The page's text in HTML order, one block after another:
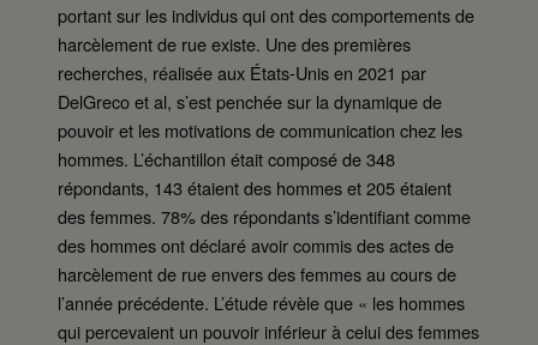
portant sur les individus qui ont des comportements de
harcèlement de rue existe. Une des premières
recherches, réalisée aux États-Unis en 2021 par
DelGreco et al, s’est penchée sur la dynamique de
pouvoir et les motivations de communication chez les
hommes. L’échantillon était composé de 348
répondants, 143 étaient des hommes et 205 étaient
des femmes. 78% des répondants s’identifiant comme
des hommes ont déclaré avoir commis des actes de
harcèlement de rue envers des femmes au cours de
l’année précédente. L’étude révèle que « les hommes
qui percevaient un pouvoir inférieur à celui des femmes